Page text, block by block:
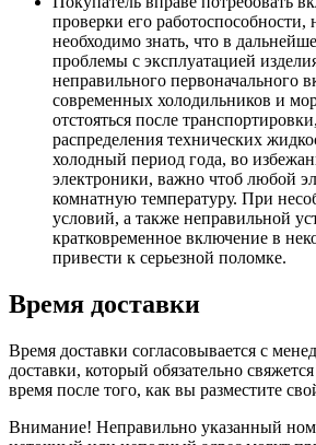
проверки его работоспособности,
необходимо знать, что в
проблемы с эксплуатацией
неправильного первоначального
современных холодильников и
отстояться после
распределения технических
холодный период года, во
электроники, важно чтоб любой
комнатную температуру. При
условий, а также неправильной
кратковременное включение в
привести к серьезной поломке.
Время доставки
Время доставки согласовывается с
доставки, который обязательно
время после того, как вы разместите
Внимание! Неправильно указанный